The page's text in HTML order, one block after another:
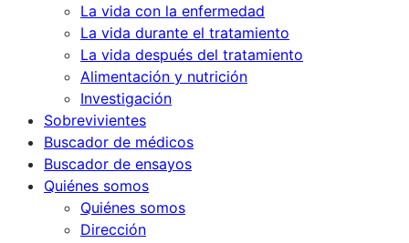
La vida con la enfermedad
La vida durante el tratamiento
La vida después del tratamiento
Alimentación y nutrición
Investigación
Sobrevivientes
Buscador de médicos
Buscador de ensayos
Quiénes somos
Quiénes somos
Dirección